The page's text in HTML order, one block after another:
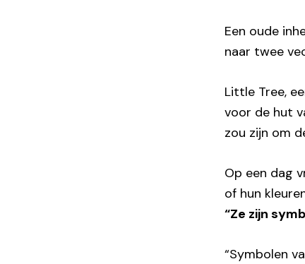
Een oude
naar twee
Little Tree,
voor de hut
zou zijn om
Op een dag
of hun
“Ze zijn
“Symbolen